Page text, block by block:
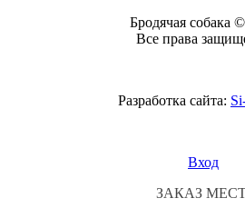
Бродячая собака
Все права
Разработка сайта:
Вход
ЗАКАЗ